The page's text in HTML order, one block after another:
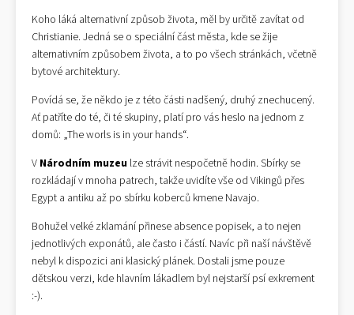
Koho láká alternativní způsob života, měl by určitě zavítat od
Christianie. Jedná se o speciální část města, kde se žije
alternativním způsobem života, a to po všech stránkách, včetně
bytové architektury.
Povídá se, že někdo je z této části nadšený, druhý znechucený.
Ať patříte do té, či té skupiny, platí pro vás heslo na jednom z
domů: „The worls is in your hands“.
V Národním muzeu lze strávit nespočetně hodin. Sbírky se
rozkládají v mnoha patrech, takže uvidíte vše od Vikingů přes
Egypt a antiku až po sbírku koberců kmene Navajo.
Bohužel velké zklamání přinese absence popisek, a to nejen
jednotlivých exponátů, ale často i částí. Navíc při naší návštěvě
nebyl k dispozici ani klasický plánek. Dostali jsme pouze
dětskou verzi, kde hlavním lákadlem byl nejstarší psí exkrement
:-).